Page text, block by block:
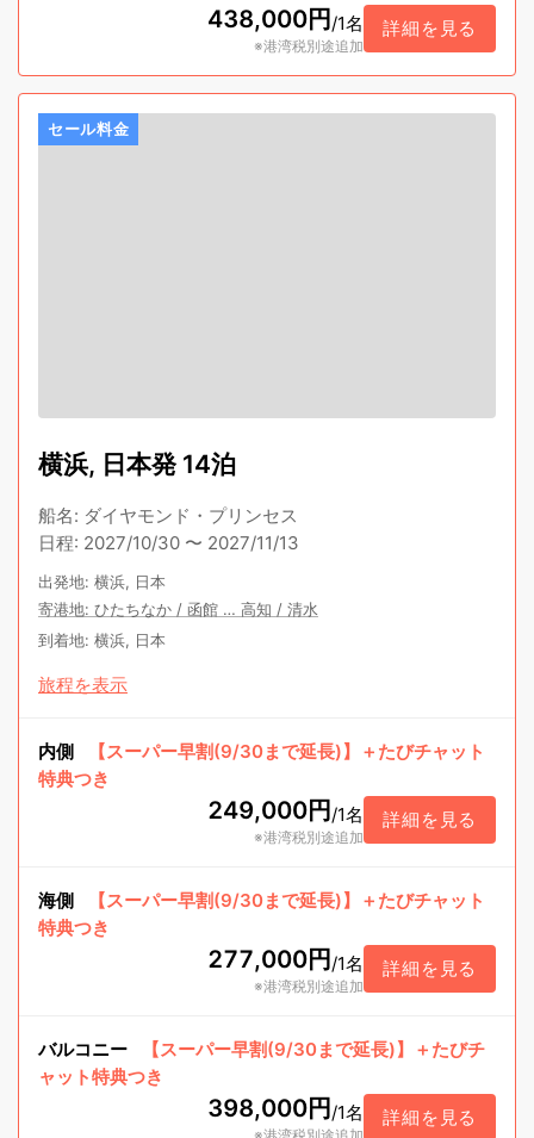
438,000円/1名
※港湾税別途追加
詳細を見る
セール料金
横浜, 日本発 14泊
船名: ダイヤモンド・プリンセス
日程: 2027/10/30 〜 2027/11/13
出発地: 横浜, 日本
寄港地: ひたちなか / 函館 … 高知 / 清水
到着地: 横浜, 日本
旅程を表示
内側
【スーパー早割(9/30まで延長)】＋たびチャット
特典つき
249,000円/1名
※港湾税別途追加
詳細を見る
海側
【スーパー早割(9/30まで延長)】＋たびチャット
特典つき
277,000円/1名
※港湾税別途追加
詳細を見る
バルコニー
【スーパー早割(9/30まで延長)】＋たびチ
ャット特典つき
398,000円/1名 詳細を見る